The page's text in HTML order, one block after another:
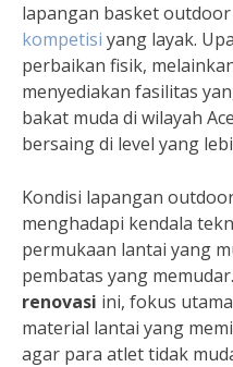
lapangan basket
kompetisi yang layak.
perbaikan fisik,
menyediakan fasilitas
bakat muda di wilayah
bersaing di level yang
Kondisi lapangan
menghadapi kendala
permukaan lantai yang
pembatas yang
renovasi ini, fokus
material lantai yang
agar para atlet tidak